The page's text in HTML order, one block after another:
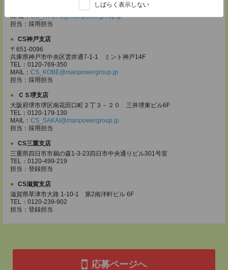
しばらく表示しない
MAIL：CS_KYOTO@manpowergroup.jp
担当：採用担当
CS神戸支店
〒651-0096
兵庫県神戸市中央区雲井通7-1-1 ミント神戸14F
TEL：0120-769-350
MAIL： CS_KOBE@manpowergroup.jp
担当：採用担当
ＣＳ堺支店
大阪府堺市堺区南花田口町２丁３－２０ 三井堺東ビル6F
TEL：0120-179-130
MAIL： CS_SAKAI@manpowergroup.jp
担当：採用担当
CS三重支店
三重県四日市市鵜の森1-3-23四日市中央通りビル301号室
TEL：0120-499-219
担当：登録担当
CS滋賀支店
滋賀県草津市大路 1-10-1 第2南洋軒ビル 6F
TEL：0120-239-902
担当：登録担当
応募ページへ